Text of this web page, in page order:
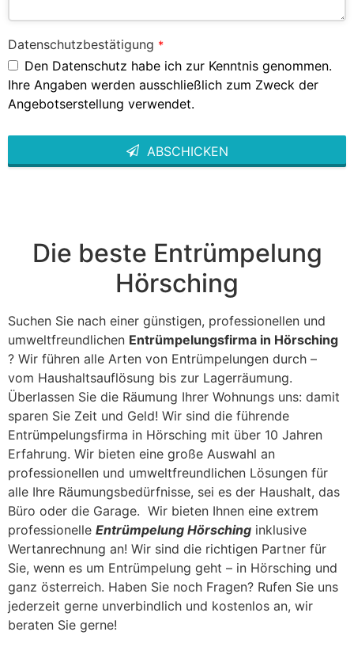
Datenschutzbestätigung *
Den Datenschutz habe ich zur Kenntnis genommen.
Ihre Angaben werden ausschließlich zum Zweck der
Angebotserstellung verwendet.
ABSCHICKEN
Die beste Entrümpelung
Hörsching
Suchen Sie nach einer günstigen, professionellen und
umweltfreundlichen Entrümpelungsfirma in Hörsching
? Wir führen alle Arten von Entrümpelungen durch –
vom Haushaltsauflösung bis zur Lagerräumung.
Überlassen Sie die Räumung Ihrer Wohnungs uns: damit
sparen Sie Zeit und Geld! Wir sind die führende
Entrümpelungsfirma in Hörsching mit über 10 Jahren
Erfahrung. Wir bieten eine große Auswahl an
professionellen und umweltfreundlichen Lösungen für
alle Ihre Räumungsbedürfnisse, sei es der Haushalt, das
Büro oder die Garage. Wir bieten Ihnen eine extrem
professionelle Entrümpelung Hörsching inklusive
Wertanrechnung an! Wir sind die richtigen Partner für
Sie, wenn es um Entrümpelung geht – in Hörsching und
ganz österreich. Haben Sie noch Fragen? Rufen Sie uns
jederzeit gerne unverbindlich und kostenlos an, wir
beraten Sie gerne!